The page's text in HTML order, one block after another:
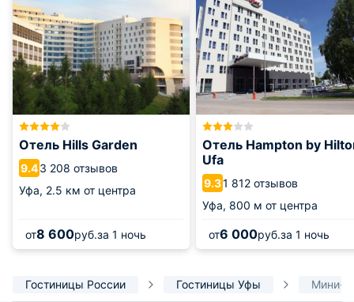
Отель Hills Garden
9.43 208 отзывов
Уфа, 2.5 км от центра
от8 600руб.за 1 ночь
Отель Hampton by
Ufa
9.31 812 отзывов
Уфа, 800 м от центра
от6 000руб.за 1 ночь
Гостиницы России Гостиницы Уфы Мини-